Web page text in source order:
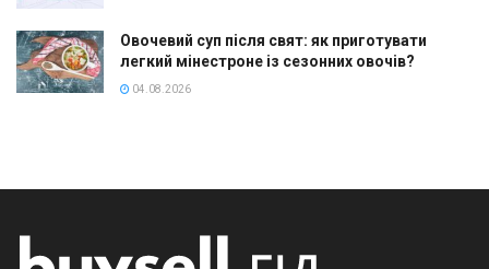
Овочевий суп після свят: як приготувати
легкий мінестроне із сезонних овочів?
04.08.2026